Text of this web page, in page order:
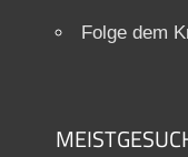
Folge dem